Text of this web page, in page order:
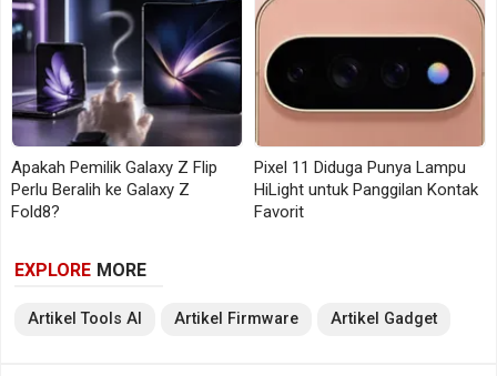
dari Android sebagai pengalaman di ponsel
pengguna. Google menyiapkan dasar sistemnya,
tetapi pengalaman akhir tetap bergantung pada
perangkat dan produsen yang membawa update
tersebut ke model tertentu.
Alasan Kenapa Pixel Lebih Dulu
berada langsung di bawah ekosistem Google. Dalam
dan download tersedia untuk sejumlah perangkat
Apakah Pemilik Galaxy Z Flip
Perlu Beralih ke Galaxy Z
Fold8?
Pixel 11 Diduga Punya Lampu
HiLight untuk Panggilan Kontak
Favorit
EXPLORE MORE
Artikel Tools AI Artikel Firmware Artikel Gadget